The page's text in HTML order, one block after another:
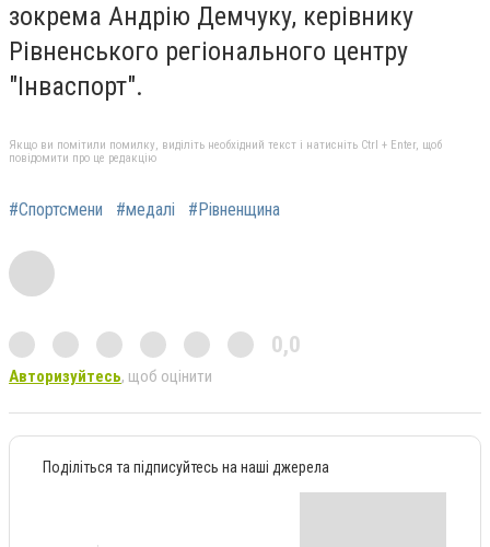
зокрема Андрію Демчуку, керівнику
Рівненського регіонального центру
"Інваспорт".
Якщо ви помітили помилку, виділіть необхідний текст і натисніть Ctrl + Enter, щоб
повідомити про це редакцію
#Спортсмени #медалі #Рівненщина
0,0
Авторизуйтесь, щоб оцінити
Поділіться та підписуйтесь на наші джерела